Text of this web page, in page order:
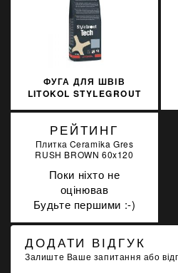
ФУГА ДЛЯ ШВІВ
LITOKOL STYLEGROUT
РЕЙТИНГ
Плитка Ceramika Gres
RUSH BROWN 60x120
Поки ніхто не
оцінював
Будьте першими :-)
ДОДАТИ ВІДГУК
Залиште Ваше запитання або